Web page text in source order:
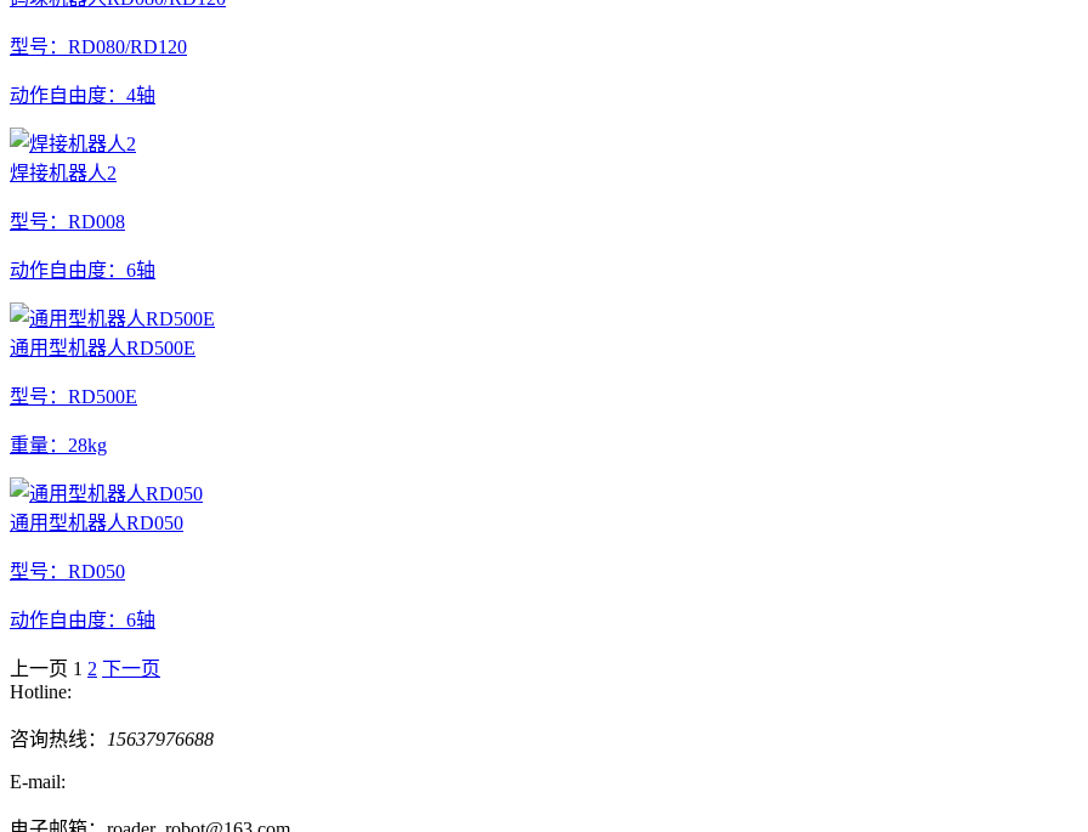
型号：RD080/RD120
动作自由度：4轴
焊接机器人2
型号：RD008
动作自由度：6轴
通用型机器人RD500E
型号：RD500E
重量：28kg
通用型机器人RD050
型号：RD050
动作自由度：6轴
上一页 1 2 下一页
Hotline:
咨询热线： 15637976688
E-mail: